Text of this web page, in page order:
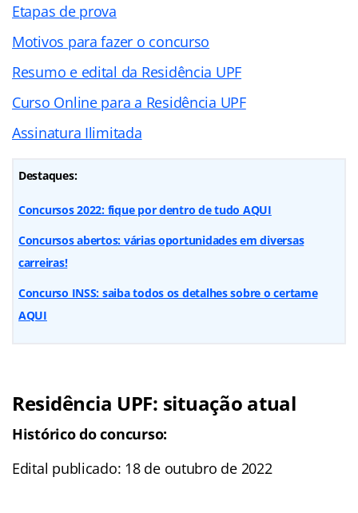
Etapas de prova
Motivos para fazer o concurso
Resumo e edital da Residência UPF
Curso Online para a Residência UPF
Assinatura Ilimitada
Destaques:
Concursos 2022: fique por dentro de tudo AQUI
Concursos abertos: várias oportunidades em diversas
carreiras!
Concurso INSS: saiba todos os detalhes sobre o certame
AQUI
Residência UPF: situação atual
Histórico do concurso:
Edital publicado: 18 de outubro de 2022